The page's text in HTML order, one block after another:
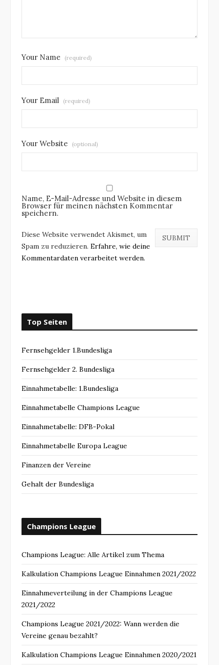
Your Name (required)
Your Email (required)
Your Website (optional)
Name, E-Mail-Adresse und Website in diesem
Browser für meinen nächsten Kommentar
speichern.
Diese Website verwendet Akismet, um
Spam zu reduzieren. Erfahre, wie deine
Kommentardaten verarbeitet werden.
Top Seiten
Fernsehgelder 1.Bundesliga
Fernsehgelder 2. Bundesliga
Einnahmetabelle: 1.Bundesliga
Einnahmetabelle Champions League
Einnahmetabelle: DFB-Pokal
Einnahmetabelle Europa League
Finanzen der Vereine
Gehalt der Bundesliga
Champions League
Champions League: Alle Artikel zum Thema
Kalkulation Champions League Einnahmen 2021/2022
Einnahmeverteilung in der Champions League
2021/2022
Champions League 2021/2022: Wann werden die
Vereine genau bezahlt?
Kalkulation Champions League Einnahmen 2020/2021